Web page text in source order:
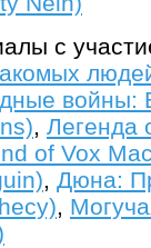
с
войны:
, Легенда
of Vox
, Дюна:
,